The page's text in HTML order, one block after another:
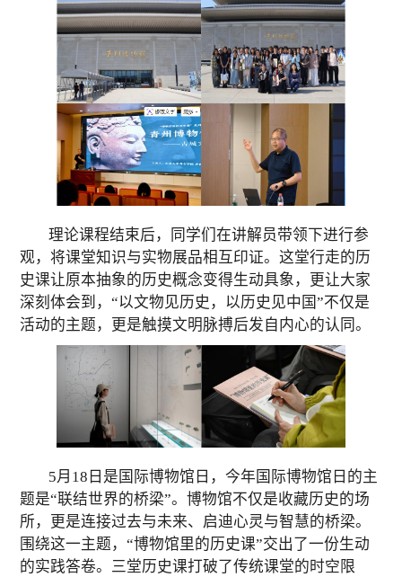
理论课程结束后，同学们在讲解员带领下进行参
观，将课堂知识与实物展品相互印证。这堂行走的历
史课让原本抽象的历史概念变得生动具象，更让大家
深刻体会到，“以文物见历史，以历史见中国”不仅是
活动的主题，更是触摸文明脉搏后发自内心的认同。
5月 18 日是国际博物馆日，今年国际博物馆日的主
题是“联结世界的桥梁”。博物馆不仅是收藏历史的场
所，更是连接过去与未来、启迪心灵与智慧的桥梁。
围绕这一主题，“博物馆里的历史课”交出了一份生动
的实践答卷。三堂历史课打破了传统课堂的时空限